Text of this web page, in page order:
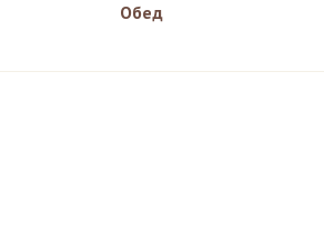
Обед